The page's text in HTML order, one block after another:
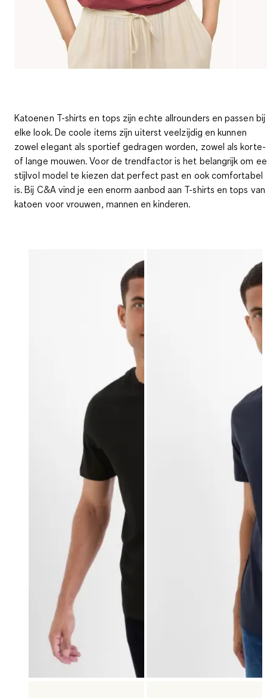
Katoenen T-shirts en tops zijn echte allrounders en passen bij
elke look. De coole items zijn uiterst veelzijdig en kunnen
zowel elegant als sportief gedragen worden, zowel als korte-
of lange mouwen. Voor de trendfactor is het belangrijk om
stijlvol model te kiezen dat perfect past en ook comfortabel
is. Bij C&A vind je een enorm aanbod aan T-shirts en tops van
katoen voor vrouwen, mannen en kinderen.